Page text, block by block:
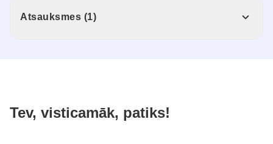
Atsauksmes (1)
Tev, visticamāk, patiks!